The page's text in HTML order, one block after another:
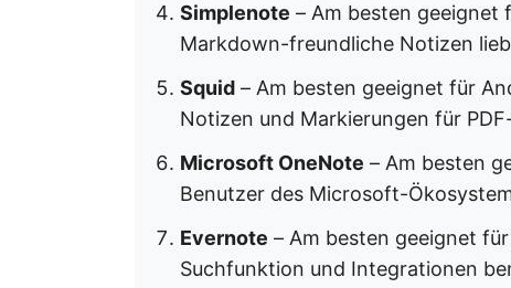
Simplenote – Am besten geeignet
Markdown-freundliche Notizen
Squid – Am besten geeignet für
Notizen und Markierungen für
Microsoft OneNote – Am besten
Benutzer des Microsoft-
Evernote – Am besten geeignet
Suchfunktion und Integrationen